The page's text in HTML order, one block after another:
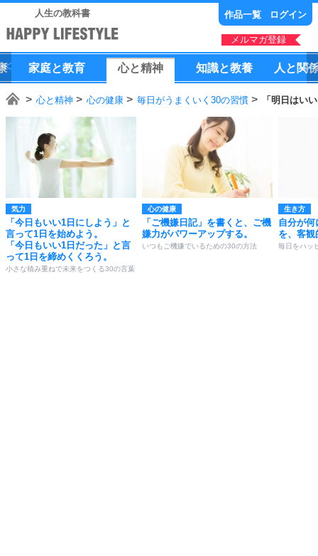
人生の教科書 作品一覧 ログイン
メルマガ登録
家庭と教育 心と精神 知識と教養 人 と 関
心と精神 心の健康 毎日がうまくいく30の習慣 「明日はい
気力
「今日もいい1日にしよう」と
言って1日を始めよう。
「今日もいい1日だった」と言
って1日を締めくくろう。
小さな積み重ねで未来をつくる30の言葉
心の健康
「ご機嫌日記」を書くと、ご機
嫌力がパワーアップする。
いつもご機嫌でいるための30の方法
生き方
自分が
を、客観
毎日をハッ